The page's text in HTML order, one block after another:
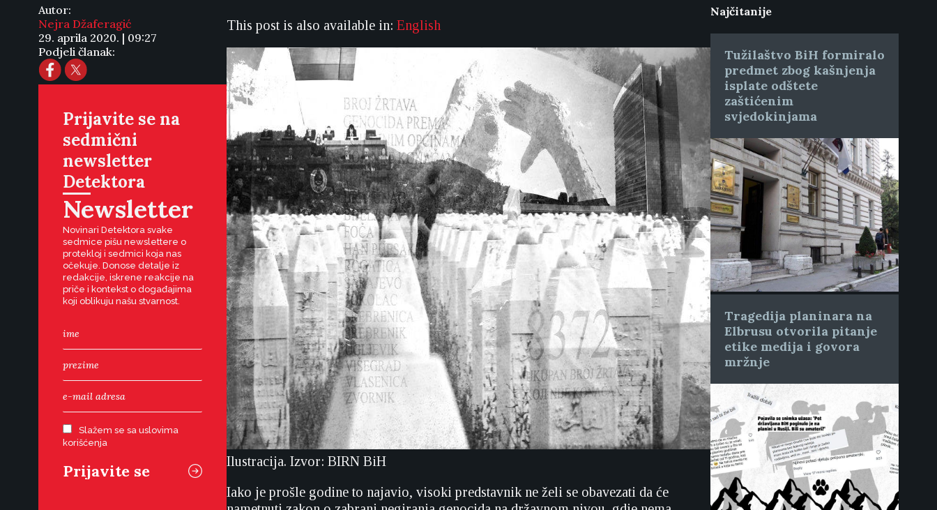
Autor:
Nejra Džaferagić
29. aprila 2020. | 09:27
Podjeli članak:
Prijavite se na
sedmični
newsletter
Detektora
Newsletter
Novinari Detektora svake
sedmice pišu newslettere o
protekloj i sedmici koja nas
očekuje. Donose detalje iz
redakcije, iskrene reakcije na
priče i kontekst o događajima
koji oblikuju našu stvarnost.
Slažem se sa uslovima
korišćenja
This post is also available in: English
Ilustracija. Izvor: BIRN BiH
Iako je prošle godine to najavio, visoki predstavnik ne želi se obavezati da će
Najčitanije
Tužilaštvo BiH formiralo
predmet zbog kašnjenja
isplate odštete
zaštićenim
svjedokinjama
Tragedija planinara na
Elbrusu otvorila pitanje
etike medija i govora
mržnje